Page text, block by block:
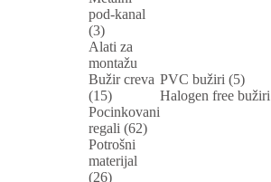
pod-kanal
(3)
Alati za
montažu
Bužir creva
(15)
PVC bužiri (5)
Halogen free bužiri
Pocinkovani
regali (62)
Potrošni
materijal
(26)